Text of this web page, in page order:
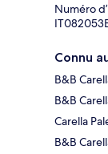
Numéro
Connu
B&B
B&B
Carella
B&B